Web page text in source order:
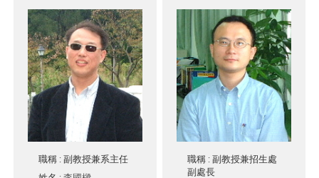
職稱 : 副教授兼系主任
職稱 : 副教授兼招生處
副處長